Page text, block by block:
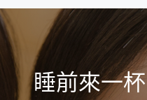
睡前來一